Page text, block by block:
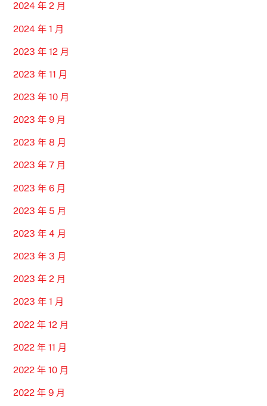
2024 年 2 月
2024 年 1 月
2023 年 12 月
2023 年 11 月
2023 年 10 月
2023 年 9 月
2023 年 8 月
2023 年 7 月
2023 年 6 月
2023 年 5 月
2023 年 4 月
2023 年 3 月
2023 年 2 月
2023 年 1 月
2022 年 12 月
2022 年 11 月
2022 年 10 月
2022 年 9 月